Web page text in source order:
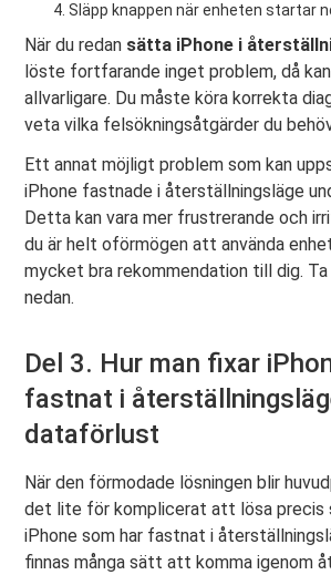
Släpp knappen när enheten startar
När du redan sätta iPhone i
löste fortfarande inget problem, då
allvarligare. Du måste köra korrekta
veta vilka felsökningsåtgärder du
Ett annat möjligt problem som kan
iPhone fastnade i återställningsläge
Detta kan vara mer frustrerande och
du är helt oförmögen att använda
mycket bra rekommendation till dig.
nedan.
Del 3. Hur man fixar
fastnat i
dataförlust
När den förmodade lösningen blir
det lite för komplicerat att lösa precis
iPhone som har fastnat i
finnas många sätt att komma igenom